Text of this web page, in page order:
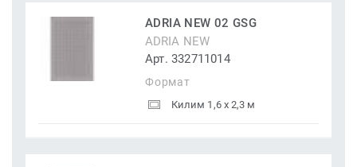
ADRIA NEW 02 GSG
ADRIA NEW
Арт. 332711014
Формат
Килим 1,6 x 2,3 м